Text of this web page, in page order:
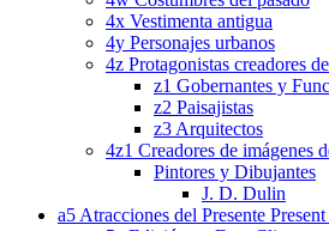
4x Vestimenta antigua
4y Personajes urbanos
4z Protagonistas creadores
z1 Gobernantes y
z2 Paisajistas
z3 Arquitectos
4z1 Creadores de imágenes
Pintores y Dibujantes
J. D. Dulin
a5 Atracciones del Presente